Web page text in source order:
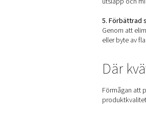
1.
Säg
2.
hög